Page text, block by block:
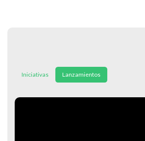
Iniciativas Lanzamientos